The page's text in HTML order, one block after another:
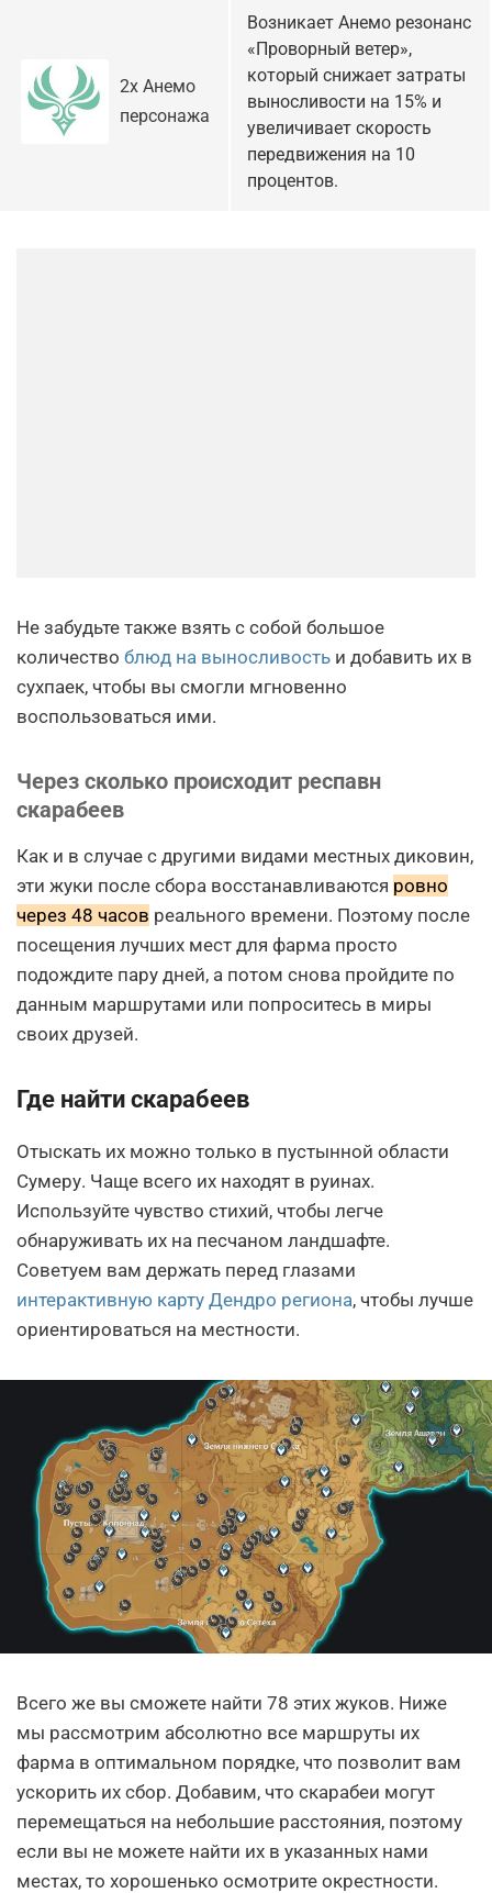
2х Анемо
персонажа
Возникает Анемо резонанс
«Проворный ветер»,
который снижает затраты
выносливости на 15% и
увеличивает скорость
передвижения на 10
процентов.
Не забудьте также взять с собой большое
количество блюд на выносливость и добавить их в
сухпаек, чтобы вы смогли мгновенно
воспользоваться ими.
Через сколько происходит респавн
скарабеев
Как и в случае с другими видами местных диковин,
эти жуки после сбора восстанавливаются ровно
через 48 часов реального времени. Поэтому после
посещения лучших мест для фарма просто
подождите пару дней, а потом снова пройдите по
данным маршрутами или попроситесь в миры
своих друзей.
Где найти скарабеев
Отыскать их можно только в пустынной области
Сумеру. Чаще всего их находят в руинах.
Используйте чувство стихий, чтобы легче
обнаруживать их на песчаном ландшафте.
Советуем вам держать перед глазами
интерактивную карту Дендро региона, чтобы лучше
ориентироваться на местности.
Всего же вы сможете найти 78 этих жуков. Ниже
мы рассмотрим абсолютно все маршруты их
фарма в оптимальном порядке, что позволит вам
ускорить их сбор. Добавим, что скарабеи могут
перемещаться на небольшие расстояния, поэтому
если вы не можете найти их в указанных нами
местах, то хорошенько осмотрите окрестности.